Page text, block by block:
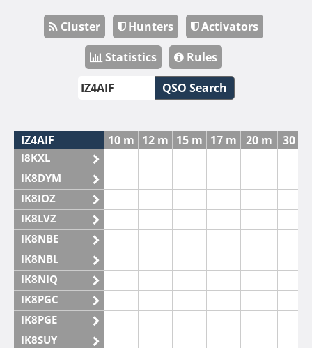
Cluster Hunters
Activators
Statistics
Rules
QSO Search
IZ4AIF
I8KXL
IK8DYM
IK8IOZ
IK8LVZ
IK8NBE
IK8NBL
IK8NIQ
IK8PGC
IK8PGE
IK8SUY
10 m 12 m 15 m 17 m 20 m 30 m